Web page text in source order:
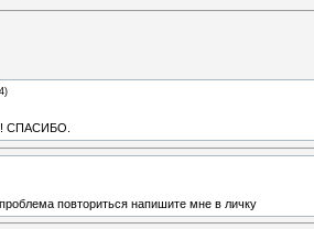
СПАСИБО.
повториться напишите мне в личку